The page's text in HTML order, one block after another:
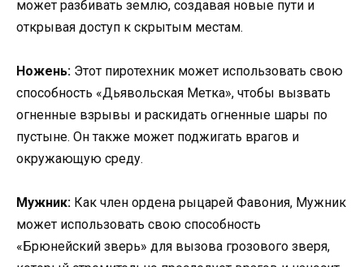
может разбивать землю, создавая новые пути и
открывая доступ к скрытым местам.
Ножень: Этот пиротехник может использовать свою
способность «Дьявольская Метка», чтобы вызвать
огненные взрывы и раскидать огненные шары по
пустыне. Он также может поджигать врагов и
окружающую среду.
Мужник: Как член ордена рыцарей Фавония, Мужник
может использовать свою способность
«Брюнейский зверь» для вызова грозового зверя,